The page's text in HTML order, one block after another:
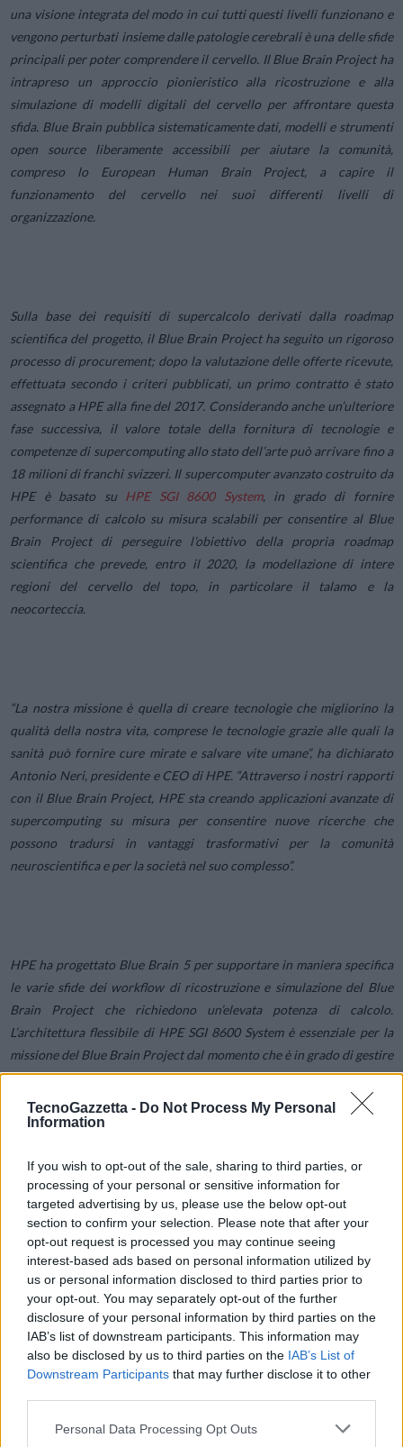
TecnoGazzetta - Do Not Process My Personal
Information
If you wish to opt-out of the sale, sharing to third parties, or
processing of your personal or sensitive information for
targeted advertising by us, please use the below opt-out
section to confirm your selection. Please note that after your
opt-out request is processed you may continue seeing
interest-based ads based on personal information utilized by
us or personal information disclosed to third parties prior to
your opt-out. You may separately opt-out of the further
disclosure of your personal information by third parties on the
IAB’s list of downstream participants. This information may
also be disclosed by us to third parties on the IAB’s List of
Downstream Participants that may further disclose it to other
Personal Data Processing Opt Outs
una visione integrata del modo in cui tutti questi livelli funzionano e
vengono perturbati insieme dalle patologie cerebrali è una delle sfide
principali per poter comprendere il cervello. Il Blue Brain Project ha
intrapreso un approccio pionieristico alla ricostruzione e alla
simulazione di modelli digitali del cervello per affrontare questa
sfida. Blue Brain pubblica sistematicamente dati, modelli e strumenti
open source liberamente accessibili per aiutare la comunità,
compreso lo European Human Brain Project, a capire il
funzionamento del cervello nei suoi differenti livelli di
organizzazione.
Sulla base dei requisiti di supercalcolo derivati dalla roadmap
scientifica del progetto, il Blue Brain Project ha seguito un rigoroso
processo di procurement; dopo la valutazione delle offerte ricevute,
effettuata secondo i criteri pubblicati, un primo contratto è stato
assegnato a HPE alla fine del 2017. Considerando anche un’ulteriore
fase successiva, il valore totale della fornitura di tecnologie e
competenze di supercomputing allo stato dell’arte può arrivare fino a
18 milioni di franchi svizzeri. Il supercomputer avanzato costruito da
HPE è basato su HPE SGI 8600 System, in grado di fornire
performance di calcolo su misura scalabili per consentire al Blue
Brain Project di perseguire l’obiettivo della propria roadmap
scientifica che prevede, entro il 2020, la modellazione di intere
regioni del cervello del topo, in particolare il talamo e la
neocorteccia.
“La nostra missione è quella di creare tecnologie che migliorino la
qualità della nostra vita, comprese le tecnologie grazie alle quali la
sanità può fornire cure mirate e salvare vite umane”, ha dichiarato
Antonio Neri, presidente e CEO di HPE. “Attraverso i nostri rapporti
con il Blue Brain Project, HPE sta creando applicazioni avanzate di
supercomputing su misura per consentire nuove ricerche che
possono tradursi in vantaggi trasformativi per la comunità
neuroscientifica e per la società nel suo complesso”.
HPE ha progettato Blue Brain 5 per supportare in maniera specifica
le varie sfide dei workflow di ricostruzione e simulazione del Blue
Brain Project che richiedono un’elevata potenza di calcolo.
L’architettura flessibile di HPE SGI 8600 System è essenziale per la
missione del Blue Brain Project dal momento che è in grado di gestire
differenti sottosistemi appositamente predisposti per attività come la
visualizzazione o il deep learning funzionando come un unico
sistema. Blue Brain 5 integra quattro differenti configurazioni,
funzionalità e vantaggi specifici in aree come la memory bandwidth,
la bandwidth di rete, la potenza di calcolo, l’elaborazione grafica e
l’input/output.
“La missione scientifica del Blue Brain Project dipende
essenzialmente dalle nostre capacità di supercomputing”,
affermato Felix Schürmann, Co-Director del Blue Brain Project.
“Modellare un singolo neurone su Blue Brain comporta oggi la
soluzione di circa 20.000 equazioni differenziali ordinarie; quando si
passa a modellare intere regioni del cervello, si possono raggiungere